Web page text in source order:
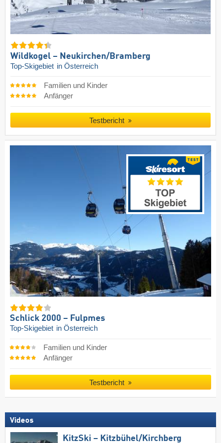
Wildkogel – Neukirchen/​Bramberg
Top-Skigebiet in Österreich
Familien und Kinder
Anfänger
Testbericht
Schlick 2000 – Fulpmes
Top-Skigebiet in Österreich
Familien und Kinder
Anfänger
Testbericht
Videos
KitzSki – Kitzbühel/​Kirchberg